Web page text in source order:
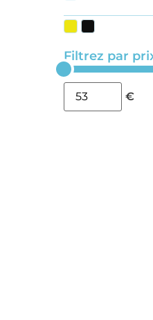
Filtrez par
€